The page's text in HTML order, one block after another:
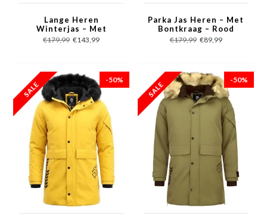
Lange Heren
Winterjas – Met
Bontkraag – Rood
€179,99 €143,99
Parka Jas Heren – Met
Bontkraag – Rood
€179,99 €89,99
-50% -50%